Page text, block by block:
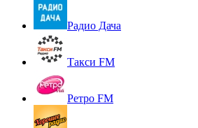
Радио Дача
Такси FM
Ретро FM